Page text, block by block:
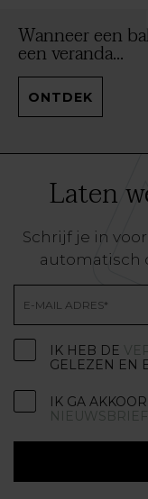
Wanneer een
een veranda...
ONTDEK
Laten
Schrijf je in
automatisch
IK HEB DE
GELEZEN EN
IK GA
NIEUWSBRIEF